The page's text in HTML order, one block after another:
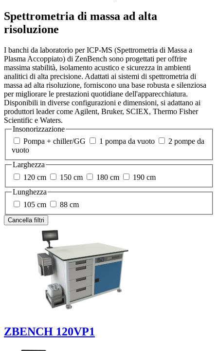
Spettrometria di massa ad alta
risoluzione
I banchi da laboratorio per ICP-MS (Spettrometria di Massa a
Plasma Accoppiato) di ZenBench sono progettati per offrire
massima stabilità, isolamento acustico e sicurezza in ambienti
analitici di alta precisione. Adattati ai sistemi di spettrometria di
massa ad alta risoluzione, forniscono una base robusta e silenziosa
per migliorare le prestazioni quotidiane dell'apparecchiatura.
Disponibili in diverse configurazioni e dimensioni, si adattano ai
produttori leader come Agilent, Bruker, SCIEX, Thermo Fisher
Scientific e Waters.
Insonorizzazione
Pompa + chiller/GG
1 pompa da vuoto
2 pompe da
vuoto
Larghezza
120 cm
150 cm 180 cm
190 cm
Lunghezza
105 cm
88 cm
Cancella filtri
ZBENCH 120VP1